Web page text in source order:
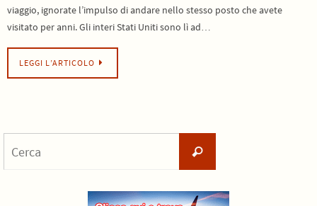
viaggio, ignorate l’impulso di andare nello stesso posto che avete
visitato per anni. Gli interi Stati Uniti sono lì ad…
LEGGI L’ARTICOLO
Cerca